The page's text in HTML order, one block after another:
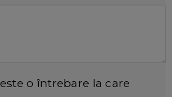
o întrebare la care